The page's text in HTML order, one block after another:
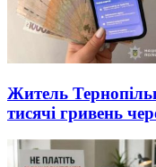
Житель
тисячі гривень